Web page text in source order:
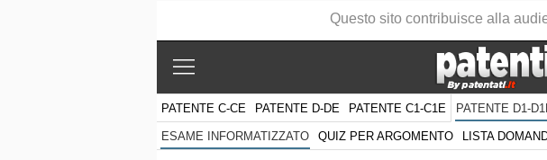
PATENTE C-CE PATENTE D-DE PATENTE C1-C1E PATENTE D1-
ESAME INFORMATIZZATO QUIZ PER ARGOMENTO LISTA
Questo sito contribuisce alla